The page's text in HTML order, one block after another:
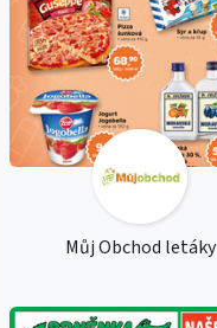
Můj Obchod letáky